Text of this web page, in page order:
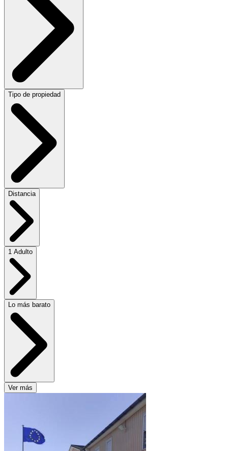
Tipo de propiedad
Distancia
1 Adulto
Lo más barato
Ver más